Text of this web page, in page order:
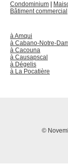
Condominium
Bâtiment commercial
à Amqui
à Cabano-Notre-
à Cacouna
à Causapscal
à Dégelis
à La Pocatière
©